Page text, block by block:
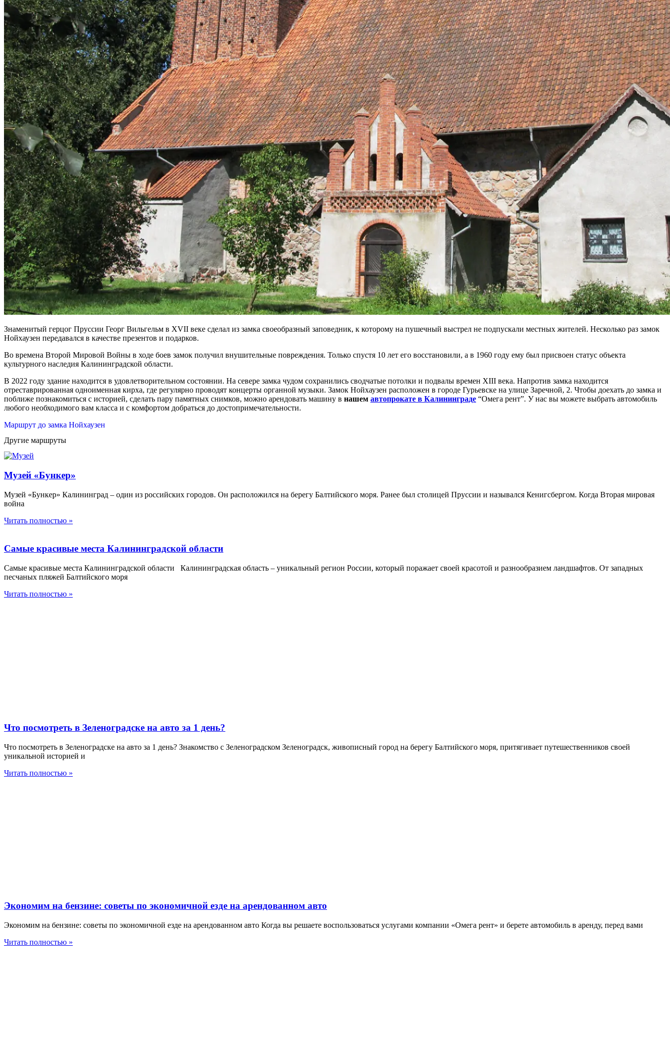
Знаменитый герцог Пруссии Георг Вильгельм в XVII веке сделал из замка своеобразный заповедник, к которому на пушечный выстрел не подпускали местных жителей. Несколько раз замок
Нойхаузен передавался в качестве презентов и подарков.
Во времена Второй Мировой Войны в ходе боев замок получил внушительные повреждения. Только спустя 10 лет его восстановили, а в 1960 году ему был присвоен статус объекта
культурного наследия Калининградской области.
В 2022 году здание находится в удовлетворительном состоянии. На севере замка чудом сохранились сводчатые потолки и подвалы времен XIII века. Напротив замка находится
отреставрированная одноименная кирха, где регулярно проводят концерты органной музыки. Замок Нойхаузен расположен в городе Гурьевске на улице Заречной, 2. Чтобы доехать до замка и
поближе познакомиться с историей, сделать пару памятных снимков, можно арендовать машину в нашем автопрокате в Калининграде “Омега рент”. У нас вы можете выбрать автомобиль
любого необходимого вам класса и с комфортом добраться до достопримечательности.
Маршрут до замка Нойхаузен
Другие маршруты
Музей «Бункер»
Музей «Бункер» Калининград – один из российских городов. Он расположился на берегу Балтийского моря. Ранее был столицей Пруссии и назывался Кенигсбергом. Когда Вторая мировая
война
Читать полностью »
Самые красивые места Калининградской области
Самые красивые места Калининградской области Калининградская область – уникальный регион России, который поражает своей красотой и разнообразием ландшафтов. От западных
песчаных пляжей Балтийского моря
Читать полностью »
Что посмотреть в Зеленоградске на авто за 1 день?
Что посмотреть в Зеленоградске на авто за 1 день? Знакомство с Зеленоградском Зеленоградск, живописный город на берегу Балтийского моря, притягивает путешественников своей
уникальной историей и
Читать полностью »
Экономим на бензине: советы по экономичной езде на арендованном авто
Экономим на бензине: советы по экономичной езде на арендованном авто Когда вы решаете воспользоваться услугами компании «Омега рент» и берете автомобиль в аренду, перед вами
Читать полностью »